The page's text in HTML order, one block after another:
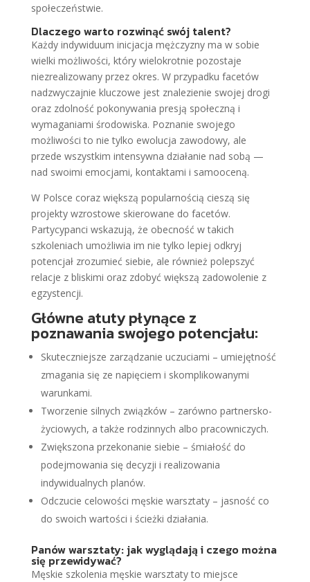
społeczeństwie.
Dlaczego warto rozwinąć swój talent?
Każdy indywiduum inicjacja mężczyzny ma w sobie
wielki możliwości, który wielokrotnie pozostaje
niezrealizowany przez okres. W przypadku facetów
nadzwyczajnie kluczowe jest znalezienie swojej drogi
oraz zdolność pokonywania presją społeczną i
wymaganiami środowiska. Poznanie swojego
możliwości to nie tylko ewolucja zawodowy, ale
przede wszystkim intensywna działanie nad sobą —
nad swoimi emocjami, kontaktami i samooceną.
W Polsce coraz większą popularnością cieszą się
projekty wzrostowe skierowane do facetów.
Partycypanci wskazują, że obecność w takich
szkoleniach umożliwia im nie tylko lepiej odkryj
potencjał zrozumieć siebie, ale również polepszyć
relacje z bliskimi oraz zdobyć większą zadowolenie z
egzystencji.
Główne atuty płynące z
poznawania swojego potencjału:
Skuteczniejsze zarządzanie uczuciami – umiejętność
zmagania się ze napięciem i skomplikowanymi
warunkami.
Tworzenie silnych związków – zarówno partnersko-
życiowych, a także rodzinnych albo pracowniczych.
Zwiększona przekonanie siebie – śmiałość do
podejmowania się decyzji i realizowania
indywidualnych planów.
Odczucie celowości męskie warsztaty – jasność co
do swoich wartości i ścieżki działania.
Panów warsztaty: jak wyglądają i czego można
się przewidywać?
Męskie szkolenia męskie warsztaty to miejsce